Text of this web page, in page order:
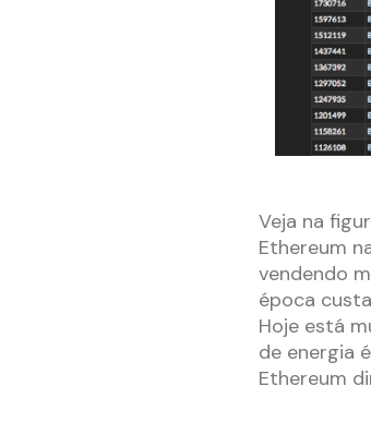
Veja na
Ethereum
vendendo
época
Hoje está
de energia
Ethereum